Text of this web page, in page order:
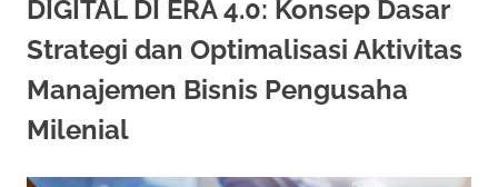
DIGITAL DI ERA 4.0: Konsep Dasar
Strategi dan Optimalisasi Aktivitas
Manajemen Bisnis Pengusaha
Milenial